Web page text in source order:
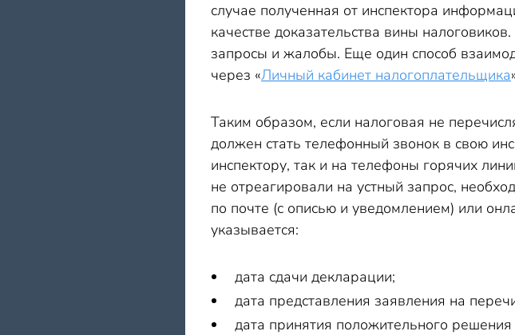
случае полученная от инспектора
качестве доказательства вины
запросы и жалобы. Еще один способ
через «Личный кабинет налогоплательщика
Таким образом, если налоговая не
должен стать телефонный звонок в свою
инспектору, так и на телефоны горячих
не отреагировали на устный запрос,
по почте (с описью и уведомлением) или
указывается:
дата сдачи декларации;
дата представления заявления на
дата принятия положительного